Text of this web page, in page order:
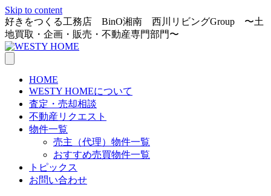
Skip to content
好きをつくる工務店 BinO湘南 西川リビングGroup 〜土
地買取・企画・販売・不動産専門部門〜
HOME
WESTY HOMEについて
査定・売却相談
不動産リクエスト
物件一覧
売主（代理）物件一覧
おすすめ売買物件一覧
トピックス
お問い合わせ